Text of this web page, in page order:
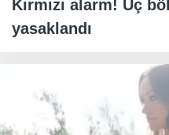
Kırmızı alarm! Üç
yasaklandı